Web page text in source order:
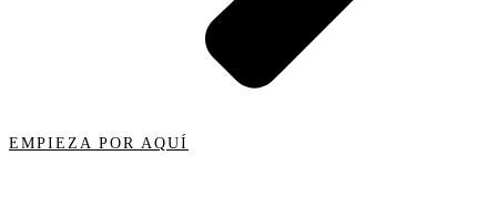
EMPIEZA POR AQUÍ